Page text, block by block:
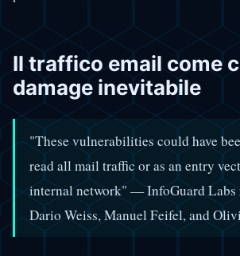
Il traffico email come
damage inevitabile
"These vulnerabilities could have
read all mail traffic or as an entry
internal network" — InfoGuard Labs
Dario Weiss, Manuel Feifel, and